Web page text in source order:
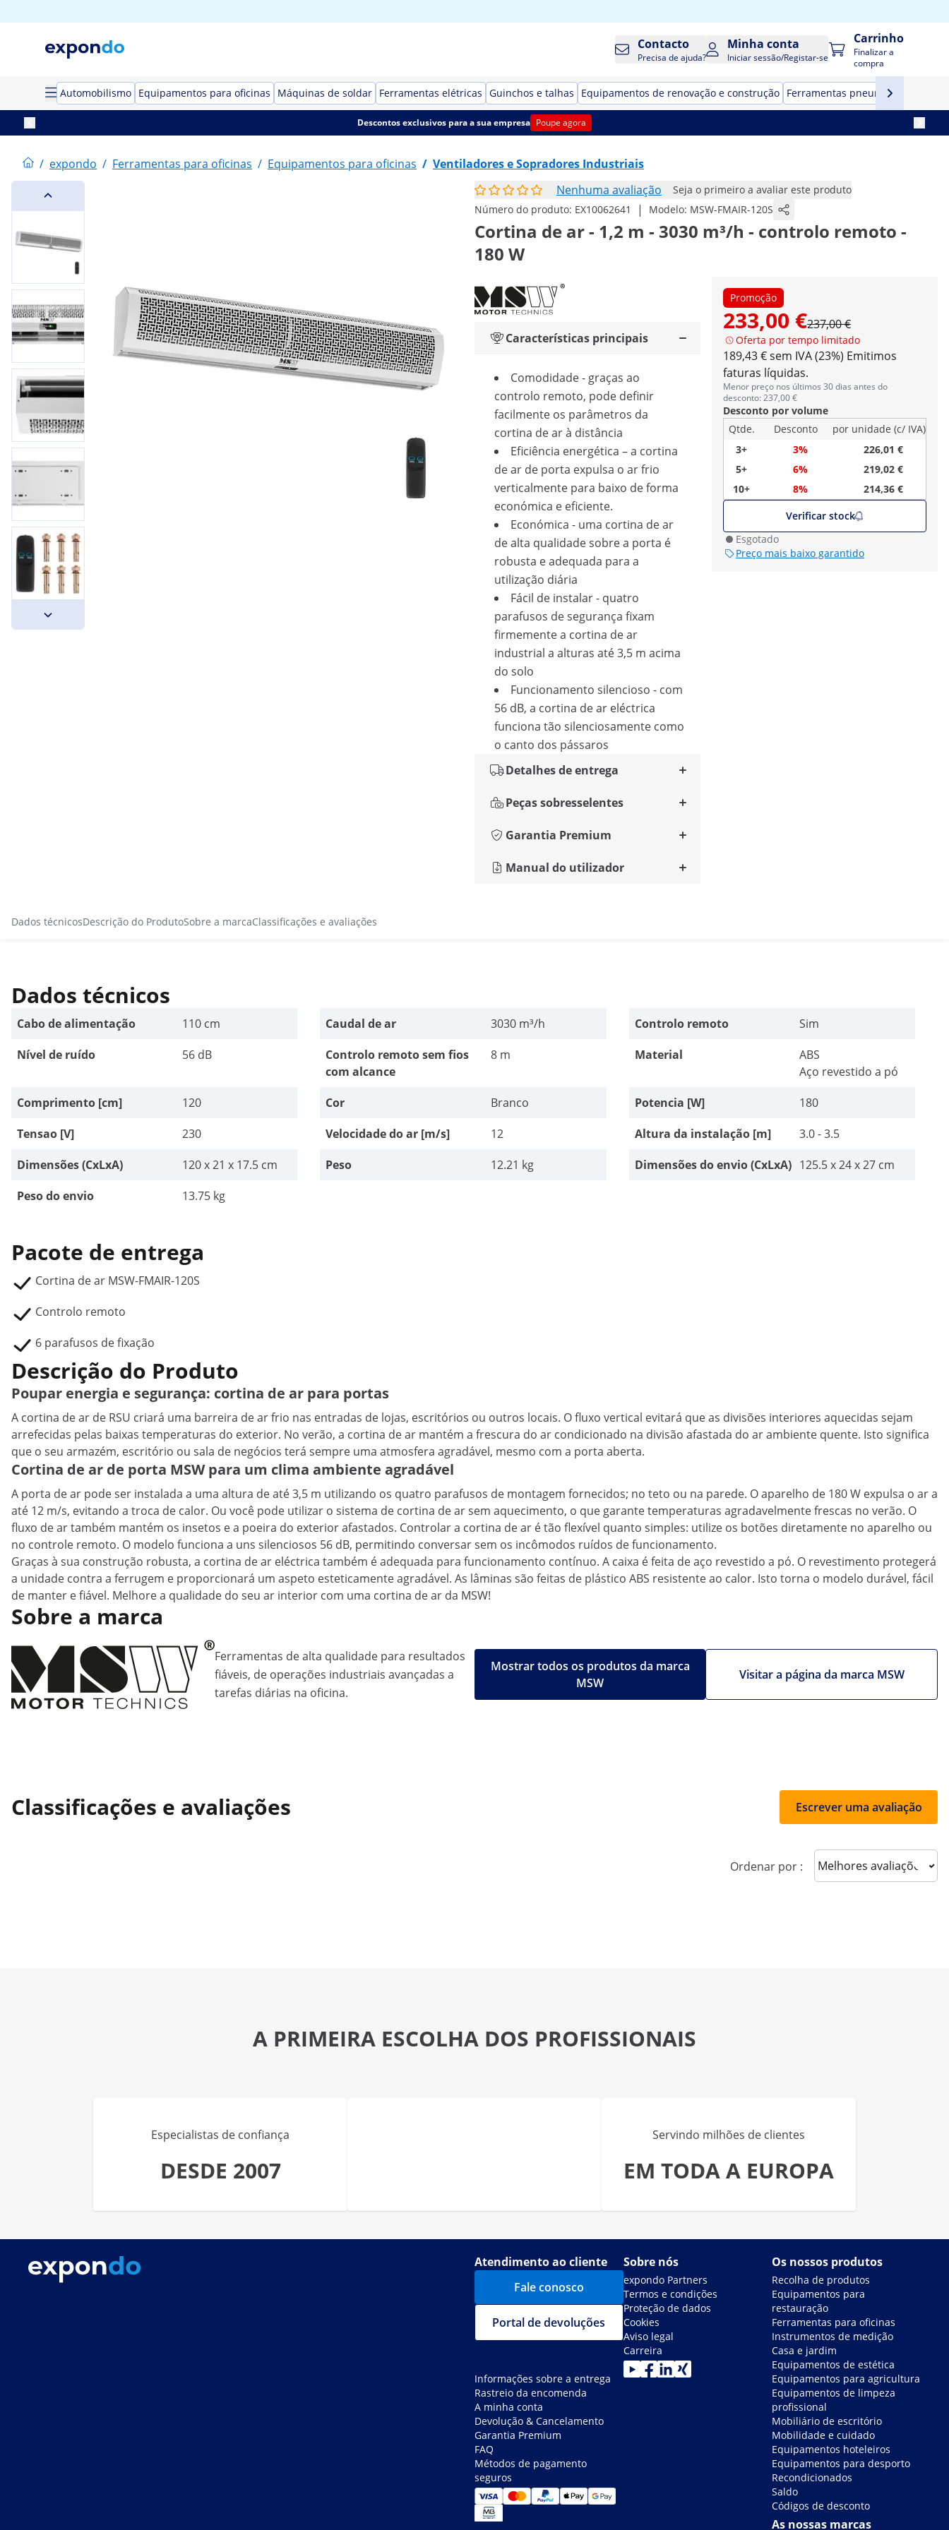
Contacto
Precisa de ajuda?
Minha conta
Iniciar sessão/Registar-se
Carrinho
Finalizar a
compra
Automobilismo Equipamentos para oficinas Máquinas de soldar Ferramentas elétricas Guinchos e talhas Equipamentos de renovação e construção Ferramentas pneumáticas
Descontos exclusivos para a sua empresa Poupe agora
/ expondo / Ferramentas para oficinas / Equipamentos para oficinas / Ventiladores e Sopradores Industriais
Nenhuma avaliação
Seja o primeiro a avaliar este produto
Número do produto: EX10062641 | Modelo: MSW-FMAIR-120S
Cortina de ar - 1,2 m - 3030 m³/h - controlo remoto -
180 W
Promoção
233,00 €237,00 €
Oferta por tempo limitado
189,43 € sem IVA (23%) Emitimos
faturas líquidas.
Menor preço nos últimos 30 dias antes do
desconto: 237,00 €
Desconto por volume
Qtde.
Desconto
por unidade (c/ IVA)
3+
3%
226,01 €
5+
6%
219,02 €
10+
8%
214,36 €
Verificar stock
Esgotado
Preço mais baixo garantido
Características principais
Comodidade - graças ao
controlo remoto, pode definir
facilmente os parâmetros da
cortina de ar à distância
Eficiência energética – a cortina
de ar de porta expulsa o ar frio
verticalmente para baixo de forma
económica e eficiente.
Económica - uma cortina de ar
de alta qualidade sobre a porta é
robusta e adequada para a
utilização diária
Fácil de instalar - quatro
parafusos de segurança fixam
firmemente a cortina de ar
industrial a alturas até 3,5 m acima
do solo
Funcionamento silencioso - com
56 dB, a cortina de ar eléctrica
funciona tão silenciosamente como
o canto dos pássaros
Detalhes de entrega
Peças sobresselentes
Garantia Premium
Manual do utilizador
Dados técnicosDescrição do ProdutoSobre a marcaClassificações e avaliações
Dados técnicos
Cabo de alimentação 110 cm Caudal de ar 3030 m³/h Controlo remoto
Sim
Nível de ruído
56 dB
Controlo remoto sem fios
com alcance
8 m Material
ABS
Aço revestido a pó
Comprimento [cm]
120 Cor Branco Potencia [W]
180
Tensao [V]
230 Velocidade do ar [m/s] 12 Altura da instalação [m]
3.0 - 3.5
Dimensões (CxLxA)
120 x 21 x 17.5 cm Peso 12.21 kg Dimensões do envio (CxLxA) 125.5 x 24 x 27 cm
Peso do envio
13.75 kg
Pacote de entrega
Cortina de ar MSW-FMAIR-120S
Controlo remoto
6 parafusos de fixação
Descrição do Produto
Poupar energia e segurança: cortina de ar para portas
A cortina de ar de RSU criará uma barreira de ar frio nas entradas de lojas, escritórios ou outros locais. O fluxo vertical evitará que as divisões interiores aquecidas sejam
arrefecidas pelas baixas temperaturas do exterior. No verão, a cortina de ar mantém a frescura do ar condicionado na divisão afastada do ar ambiente quente. Isto significa
que o seu armazém, escritório ou sala de negócios terá sempre uma atmosfera agradável, mesmo com a porta aberta.
Cortina de ar de porta MSW para um clima ambiente agradável
A porta de ar pode ser instalada a uma altura de até 3,5 m utilizando os quatro parafusos de montagem fornecidos; no teto ou na parede. O aparelho de 180 W expulsa o ar a
até 12 m/s, evitando a troca de calor. Ou você pode utilizar o sistema de cortina de ar sem aquecimento, o que garante temperaturas agradavelmente frescas no verão. O
fluxo de ar também mantém os insetos e a poeira do exterior afastados. Controlar a cortina de ar é tão flexível quanto simples: utilize os botões diretamente no aparelho ou
no controle remoto. O modelo funciona a uns silenciosos 56 dB, permitindo conversar sem os incômodos ruídos de funcionamento.
Graças à sua construção robusta, a cortina de ar eléctrica também é adequada para funcionamento contínuo. A caixa é feita de aço revestido a pó. O revestimento protegerá
a unidade contra a ferrugem e proporcionará um aspeto esteticamente agradável. As lâminas são feitas de plástico ABS resistente ao calor. Isto torna o modelo durável, fácil
de manter e fiável. Melhore a qualidade do seu ar interior com uma cortina de ar da MSW!
Sobre a marca
Ferramentas de alta qualidade para resultados
fiáveis, de operações industriais avançadas a
tarefas diárias na oficina.
Visitar a página da marca MSW
Mostrar todos os produtos da marca
MSW
Classificações e avaliações Escrever uma avaliação
Ordenar por : Sort reviews
A PRIMEIRA ESCOLHA DOS PROFISSIONAIS
Especialistas de confiança
DESDE 2007
Servindo milhões de clientes
EM TODA A EUROPA
Atendimento ao cliente
Fale conosco
Portal de devoluções
Informações sobre a entrega
Rastreio da encomenda
A minha conta
Devolução & Cancelamento
Garantia Premium
FAQ
Métodos de pagamento
seguros
Sobre nós
expondo Partners
Termos e condições
Proteção de dados
Cookies
Aviso legal
Carreira
Os nossos produtos
Recolha de produtos
Equipamentos para
restauração
Ferramentas para oficinas
Instrumentos de medição
Casa e jardim
Equipamentos de estética
Equipamentos para agricultura
Equipamentos de limpeza
profissional
Mobiliário de escritório
Mobilidade e cuidado
Equipamentos hoteleiros
Equipamentos para desporto
Recondicionados
Saldo
Códigos de desconto
As nossas marcas